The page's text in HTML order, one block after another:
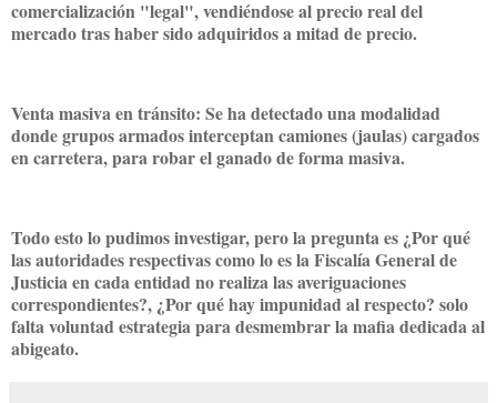
comercialización "legal", vendiéndose al precio real del
mercado tras haber sido adquiridos a mitad de precio.
Venta masiva en tránsito: Se ha detectado una modalidad
donde grupos armados interceptan camiones (jaulas) cargados
en carretera, para robar el ganado de forma masiva.
Todo esto lo pudimos investigar, pero la pregunta es ¿Por qué
las autoridades respectivas como lo es la Fiscalía General de
Justicia en cada entidad no realiza las averiguaciones
correspondientes?, ¿Por qué hay impunidad al respecto? solo
falta voluntad estrategia para desmembrar la mafia dedicada al
abigeato.